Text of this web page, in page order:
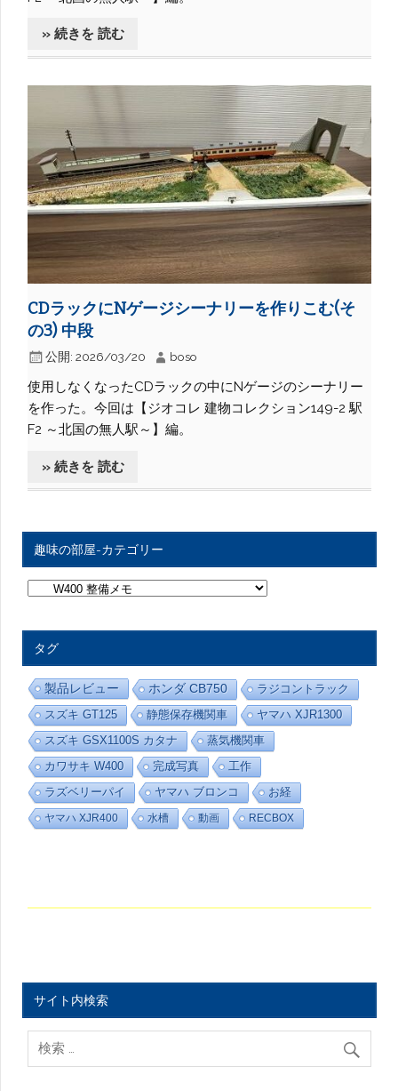
» 続きを 読む
CDラックにNゲージシーナリーを作りこむ(そ
の3) 中段
公開: 2026/03/20 boso
使用しなくなったCDラックの中にNゲージのシーナリー
を作った。今回は【ジオコレ 建物コレクション149-2 駅
F2 ～北国の無人駅～】編。
» 続きを 読む
趣味の部屋-カテゴリー
趣
味
屋
カ
テ
ゴ
リ
ー
タグ
製品レビュー ホンダ CB750
ラジコントラック
スズキ GT125
静態保存機関車
ヤマハ XJR1300
スズキ GSX1100S カタナ
蒸気機関車
カワサキ W400
完成写真
工作
ラズベリーパイ
ヤマハ ブロンコ お経
ヤマハ XJR400 水槽 動画 RECBOX
サイト内検索